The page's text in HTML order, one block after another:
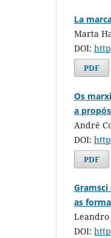
La
Marta
DOI:
PDF
Os
a
André
DOI:
PDF
as
Leandro
DOI: